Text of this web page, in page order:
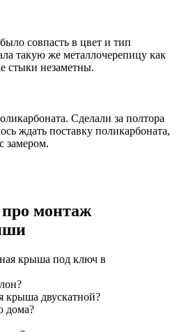
совпасть в цвет и тип
такую же металлочерепицу как
стыки незаметны.
Сделали за полтора
ждать поставку поликарбоната,
замером.
монтаж
крыша под ключ в
крыша двускатной?
дома?